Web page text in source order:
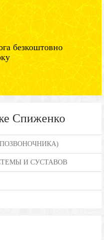
безкоштовно
Спиженко
И СУСТАВОВ